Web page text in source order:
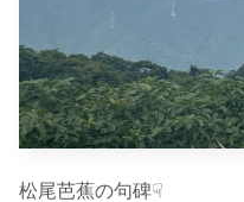
松尾芭蕉の句碑☟